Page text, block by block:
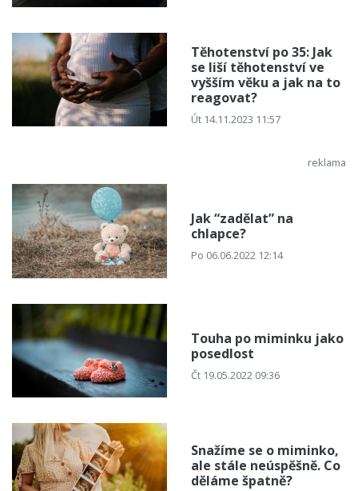
Těhotenství po 35: Jak
se liší těhotenství ve
vyšším věku a jak na to
reagovat?
Út 14.11.2023 11:57
Jak “zadělat” na
chlapce?
Po 06.06.2022 12:14
Touha po miminku jako
posedlost
Čt 19.05.2022 09:36
Snažíme se o miminko,
ale stále neúspěšně. Co
děláme špatně?